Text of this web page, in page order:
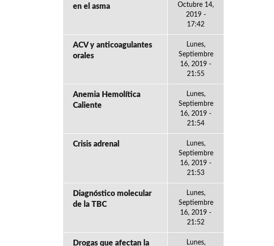
en el asma
Octubre 14,
2019 -
17:42
ACV y anticoagulantes
orales
Lunes,
Septiembre
16, 2019 -
21:55
Anemia Hemolítica
Caliente
Lunes,
Septiembre
16, 2019 -
21:54
Crisis adrenal
Lunes,
Septiembre
16, 2019 -
21:53
Diagnóstico molecular
de la TBC
Lunes,
Septiembre
16, 2019 -
21:52
Drogas que afectan la
Lunes,